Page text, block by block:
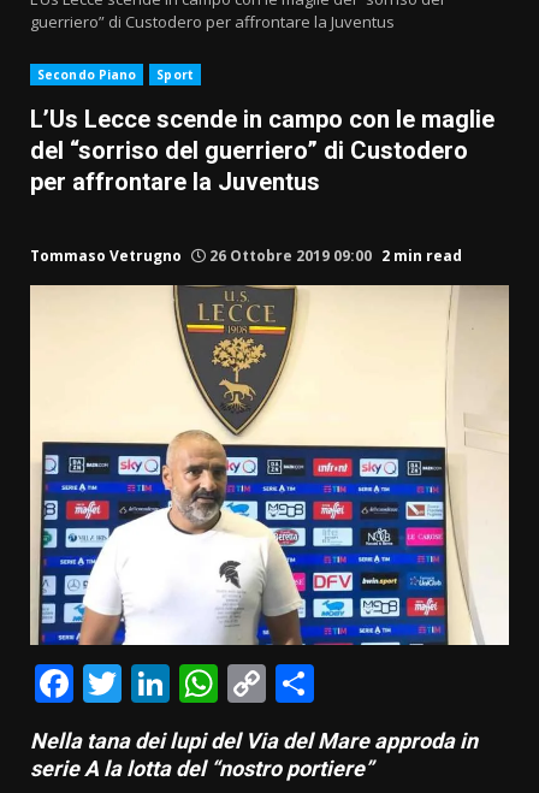
guerriero” di Custodero per affrontare la Juventus
Secondo Piano Sport
L’Us Lecce scende in campo con le maglie
del “sorriso del guerriero” di Custodero
per affrontare la Juventus
Tommaso Vetrugno 26 Ottobre 2019 09:00 2 min read
Facebook
Twitter
LinkedIn
WhatsApp
Copy
Link
Nella tana dei lupi del Via del Mare approda in
serie A la lotta del “nostro portiere”